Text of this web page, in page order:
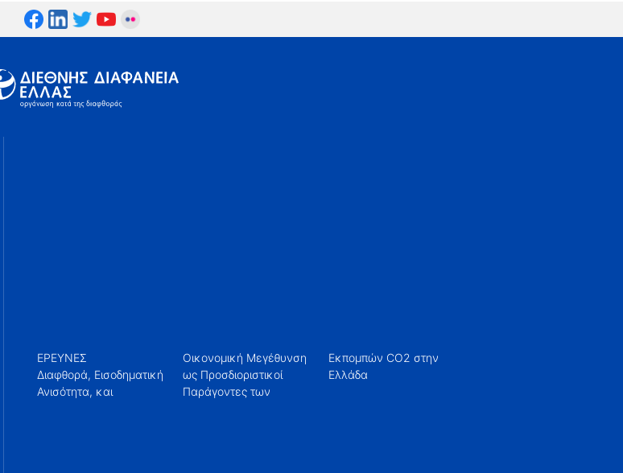
ΕΡΕΥΝΕΣ
Διαφθορά, Εισοδηματική
Ανισότητα, και
Οικονομική Μεγέθυνση
ως Προσδιοριστικοί
Παράγοντες των
Εκπομπών CO2 στην
Ελλάδα